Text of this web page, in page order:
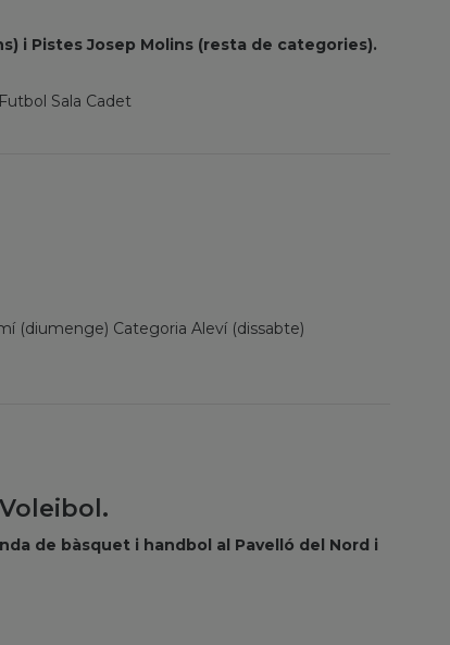
i Pistes Josep Molins (resta de categories).
Sala Cadet
(diumenge) Categoria Aleví (dissabte)
de bàsquet i handbol al Pavelló del Nord i